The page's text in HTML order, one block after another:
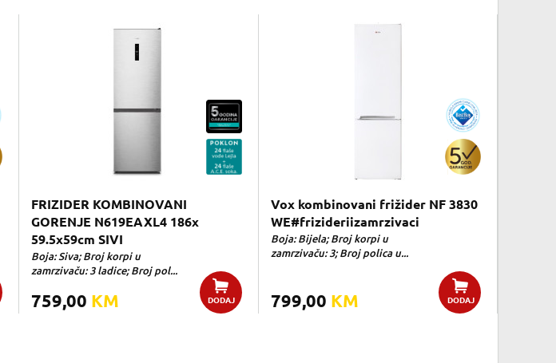
FRIZIDER KOMBINOVANI
GORENJE N619EAXL4 186x
59.5x59cm SIVI
Boja: Siva; Broj korpi u
zamrzivaču: 3 ladice; Broj pol...
759,00 KM DODAJ
Vox kombinovani frižider NF 3830
WE#frizideriizamrzivaci
Boja: Bijela; Broj korpi u
zamrzivaču: 3; Broj polica u...
799,00 KM DODAJ